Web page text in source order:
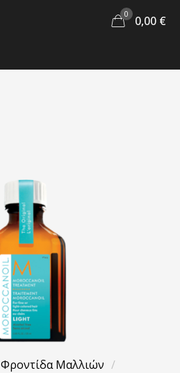
0 0,00 €
Φροντίδα Μαλλιών /